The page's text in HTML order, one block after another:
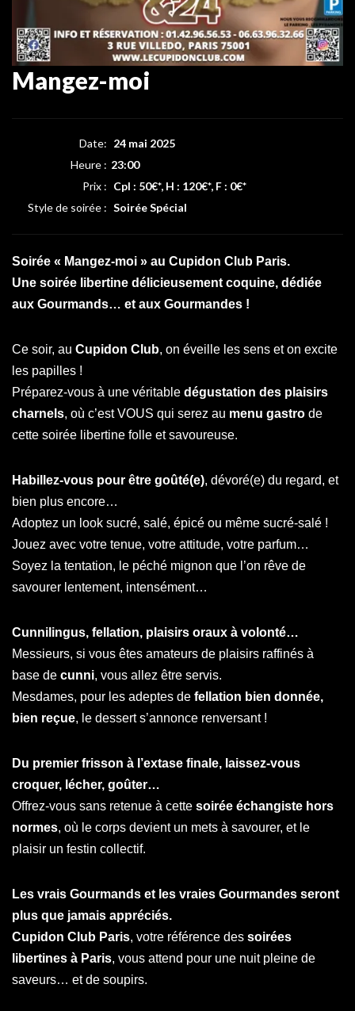
Mangez-moi
Date: 24 mai 2025
Heure : 23:00
Prix : Cpl : 50€*, H : 120€*, F : 0€*
Style de soirée : Soirée Spécial
Soirée « Mangez-moi » au Cupidon Club Paris.
Une soirée libertine délicieusement coquine, dédiée
aux Gourmands… et aux Gourmandes !
Ce soir, au Cupidon Club, on éveille les sens et on excite
les papilles !
Préparez-vous à une véritable dégustation des plaisirs
charnels, où c’est VOUS qui serez au menu gastro de
cette soirée libertine folle et savoureuse.
Habillez-vous pour être goûté(e), dévoré(e) du regard, et
bien plus encore…
Adoptez un look sucré, salé, épicé ou même sucré-salé !
Jouez avec votre tenue, votre attitude, votre parfum…
Soyez la tentation, le péché mignon que l’on rêve de
savourer lentement, intensément…
Cunnilingus, fellation, plaisirs oraux à volonté…
Messieurs, si vous êtes amateurs de plaisirs raffinés à
base de cunni, vous allez être servis.
Mesdames, pour les adeptes de fellation bien donnée,
bien reçue, le dessert s’annonce renversant !
Du premier frisson à l’extase finale, laissez-vous
croquer, lécher, goûter…
Offrez-vous sans retenue à cette soirée échangiste hors
normes, où le corps devient un mets à savourer, et le
plaisir un festin collectif.
Les vrais Gourmands et les vraies Gourmandes seront
plus que jamais appréciés.
Cupidon Club Paris, votre référence des soirées
libertines à Paris, vous attend pour une nuit pleine de
saveurs… et de soupirs.